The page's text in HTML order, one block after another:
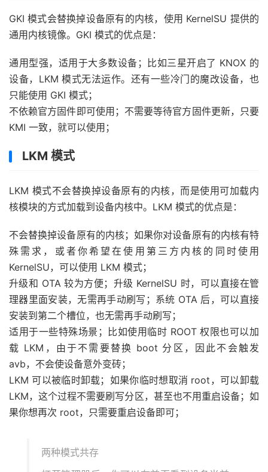
GKI 模式会替换掉设备原有的内核，使用 KernelSU 提供的
通用内核镜像。GKI 模式的优点是：
通用型强，适用于大多数设备；比如三星开启了 KNOX 的
设备，LKM 模式无法运作。还有一些冷门的魔改设备，也
只能使用 GKI 模式；
不依赖官方固件即可使用；不需要等待官方固件更新，只要
KMI 一致，就可以使用；
LKM 模式
LKM 模式不会替换掉设备原有的内核，而是使用可加载内
核模块的方式加载到设备内核中。LKM 模式的优点是：
不会替换掉设备原有的内核；如果你对设备原有的内核有特
殊需求，或者你希望在使用第三方内核的同时使用
KernelSU，可以使用 LKM 模式；
升级和 OTA 较为方便；升级 KernelSU 时，可以直接在管
理器里面安装，无需再手动刷写；系统 OTA 后，可以直接
安装到第二个槽位，也无需再手动刷写；
适用于一些特殊场景；比如使用临时 ROOT 权限也可以加
载 LKM，由于不需要替换 boot 分区，因此不会触发
avb，不会使设备意外变砖；
LKM 可以被临时卸载；如果你临时想取消 root，可以卸载
LKM，这个过程不需要刷写分区，甚至也不用重启设备；如
果你想再次 root，只需要重启设备即可；
两种模式共存